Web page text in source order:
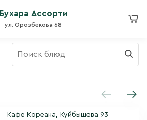
Бухара Ассорти
ул. Орозбекова 68
Кафе Кореана, Куйбышева 93